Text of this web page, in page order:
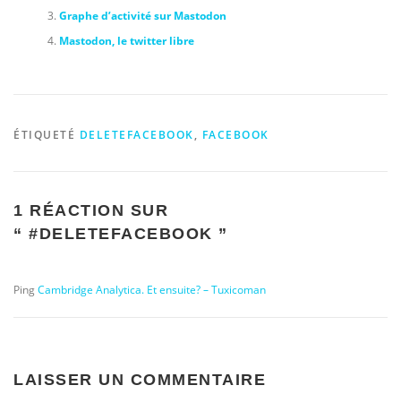
Graphe d’activité sur Mastodon
Mastodon, le twitter libre
ÉTIQUETÉ DELETEFACEBOOK, FACEBOOK
1 RÉACTION SUR
“ #DELETEFACEBOOK ”
PingCambridge Analytica. Et ensuite? – Tuxicoman
LAISSER UN COMMENTAIRE